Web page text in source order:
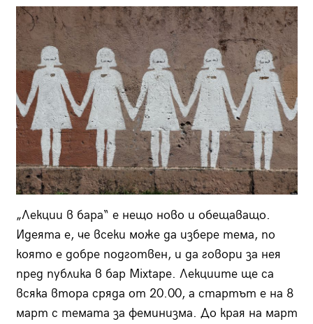
„Лекции в бара“ е нещо ново и обещаващо.
Идеята е, че всеки може да избере тема, по
която е добре подготвен, и да говори за нея
пред публика в бар Mixtape. Лекциите ще са
всяка втора сряда от 20.00, а стартът е на 8
март с темата за феминизма. До края на март